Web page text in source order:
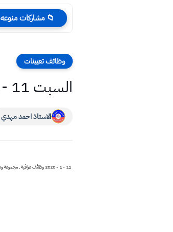
📁 مشاركات منوعه
وظائف تعيينات
السبت 11 - 1 - 2020 وظائف عراقية في شركات اهلية تعيينات العراق للبنات والشباب
الاستاذ احمد مهدي